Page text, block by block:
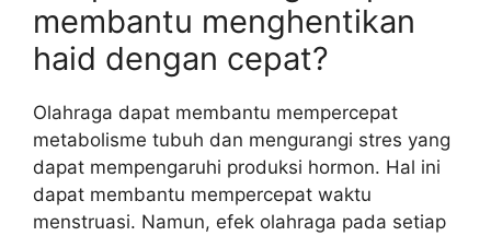
membantu menghentikan
haid dengan cepat?
Olahraga dapat membantu mempercepat
metabolisme tubuh dan mengurangi stres yang
dapat mempengaruhi produksi hormon. Hal ini
dapat membantu mempercepat waktu
menstruasi. Namun, efek olahraga pada setiap